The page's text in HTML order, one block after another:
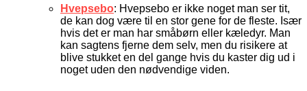
Hvepsebo: Hvepsebo er ikke noget man ser tit,
de kan dog være til en stor gene for de fleste. Især
hvis det er man har småbørn eller kæledyr. Man
kan sagtens fjerne dem selv, men du risikere at
blive stukket en del gange hvis du kaster dig ud i
noget uden den nødvendige viden.